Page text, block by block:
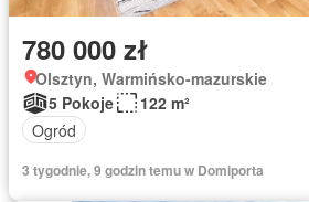
780 000 zł
Olsztyn, Warmińsko-mazurskie
5 Pokoje
122 m²
Ogród
3 tygodnie, 9 godzin temu w Domiporta